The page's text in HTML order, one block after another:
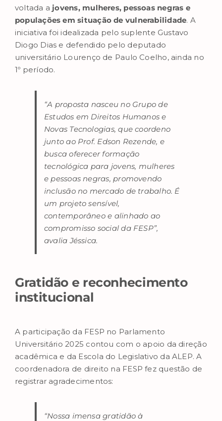
voltada a jovens, mulheres, pessoas negras e
populações em situação de vulnerabilidade. A
iniciativa foi idealizada pelo suplente Gustavo
Diogo Dias e defendido pelo deputado
universitário Lourenço de Paulo Coelho, ainda no
1º período.
“A proposta nasceu no Grupo de
Estudos em Direitos Humanos e
Novas Tecnologias, que coordeno
junto ao Prof. Edson Rezende, e
busca oferecer formação
tecnológica para jovens, mulheres
e pessoas negras, promovendo
inclusão no mercado de trabalho. É
um projeto sensível,
contemporâneo e alinhado ao
compromisso social da FESP”,
avalia Jéssica.
Gratidão e reconhecimento
institucional
A participação da FESP no Parlamento
Universitário 2025 contou com o apoio da direção
acadêmica e da Escola do Legislativo da ALEP. A
coordenadora de direito na FESP fez questão de
registrar agradecimentos:
“Nossa imensa gratidão à